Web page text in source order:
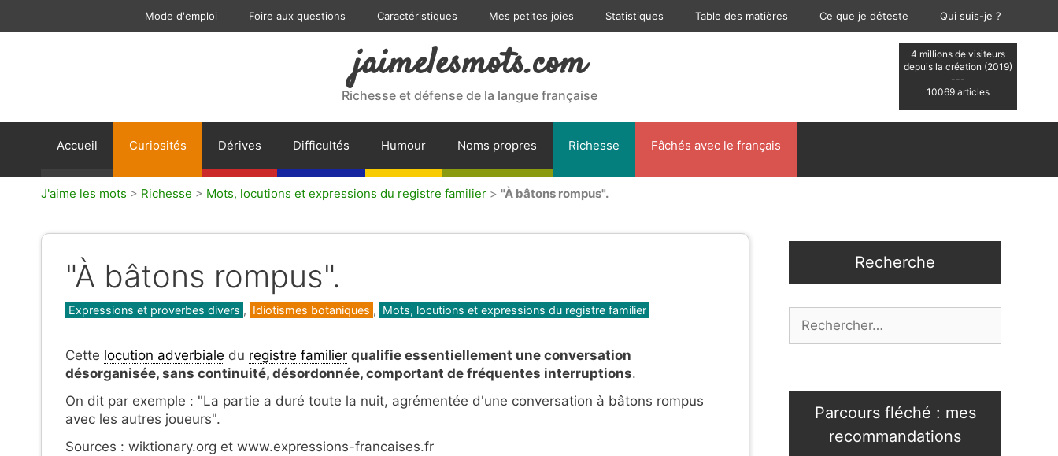
Mode d'emploi Foire aux questions Caractéristiques Mes petites joies Statistiques Table des matières Ce que je déteste Qui suis-je ?
4 millions de visiteurs
depuis la création (2019)
---
10069 articles
jaimelesmots.com
Richesse et défense de la langue française
Accueil Curiosités Dérives Difficultés Humour Noms propres Richesse Fâchés avec le français
J'aime les mots > Richesse > Mots, locutions et expressions du registre familier > "À bâtons rompus".
"À bâtons rompus".
Catégories
Expressions et proverbes divers , Idiotismes botaniques , Mots, locutions et expressions du registre familier
Cette locution adverbiale du registre familier qualifie essentiellement une conversation
désorganisée, sans continuité, désordonnée, comportant de fréquentes interruptions.
On dit par exemple : "La partie a duré toute la nuit, agrémentée d'une conversation à bâtons rompus
avec les autres joueurs".
Sources : wiktionary.org et www.expressions-francaises.fr
Recherche
Parcours fléché : mes
recommandations